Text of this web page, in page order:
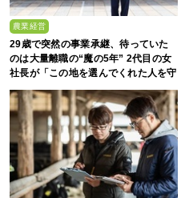
農業経営
29歳で突然の事業承継、待っていた
のは大量離職の“魔の5年” 2代目の女
社長が「この地を選んでくれた人を守